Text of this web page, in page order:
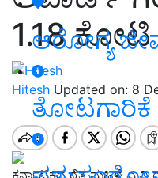
ಆರೋಗ್ಯ
ತೋಟಗಾರಿಕೆ
1.18
Hitesh Updated on: 8